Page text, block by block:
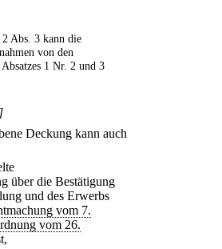
Abs. 3 kann die
von den
1 Nr. 2 und 3
Deckung kann auch
über die Bestätigung
und des Erwerbs
vom 7.
vom 26.